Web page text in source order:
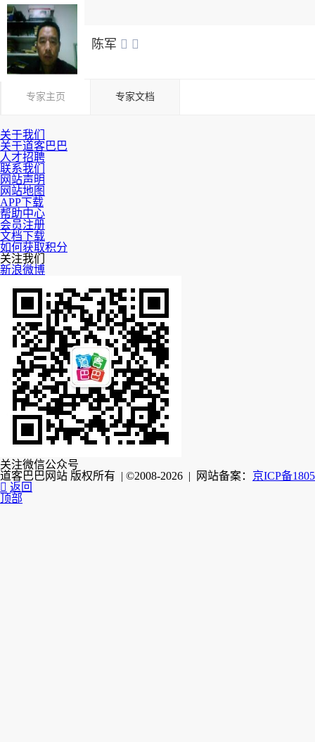
陈军  
专家主页 专家文档
关于我们
关于道客巴巴
人才招聘
联系我们
网站声明
网站地图
APP下载
帮助中心
会员注册
文档下载
如何获取积分
关注我们
新浪微博
关注微信公众号
道客巴巴网站 版权所有 | ©2008-2026 | 网站备案： 京ICP备
 返回
顶部